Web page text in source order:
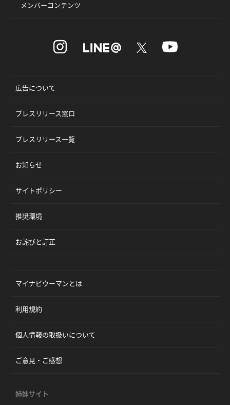
メンバーコンテンツ
広告について
プレスリリース窓口
プレスリリース一覧
お知らせ
サイトポリシー
推奨環境
お詫びと訂正
マイナビウーマンとは
利用規約
個人情報の取扱いについて
ご意見・ご感想
姉妹サイト